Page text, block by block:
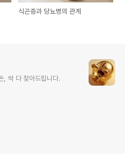
식곤증과 당뇨병의 관계
, 싹 다 찾아드립니다.